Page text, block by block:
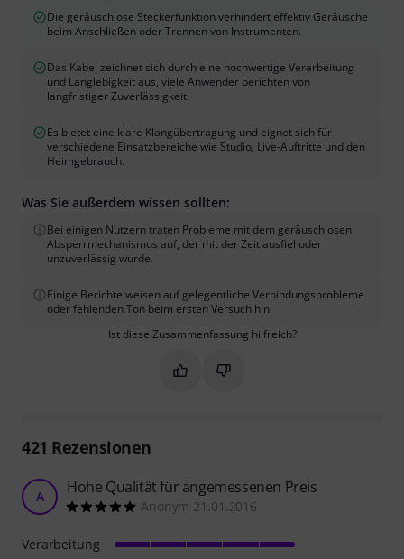
Die geräuschlose Steckerfunktion verhindert effektiv Geräusche
beim Anschließen oder Trennen von Instrumenten.
Das Kabel zeichnet sich durch eine hochwertige Verarbeitung
und Langlebigkeit aus, viele Anwender berichten von
langfristiger Zuverlässigkeit.
Es bietet eine klare Klangübertragung und eignet sich für
verschiedene Einsatzbereiche wie Studio, Live-Auftritte und den
Heimgebrauch.
Was Sie außerdem wissen sollten:
Bei einigen Nutzern traten Probleme mit dem geräuschlosen
Absperrmechanismus auf, der mit der Zeit ausfiel oder
unzuverlässig wurde.
Einige Berichte weisen auf gelegentliche Verbindungsprobleme
oder fehlenden Ton beim ersten Versuch hin.
Ist diese Zusammenfassung hilfreich?
Markieren Sie diese
Markieren Sie diese
421 Rezensionen
A Hohe Qualität für angemessenen Preis
Anonym 21.01.2016
Verarbeitung